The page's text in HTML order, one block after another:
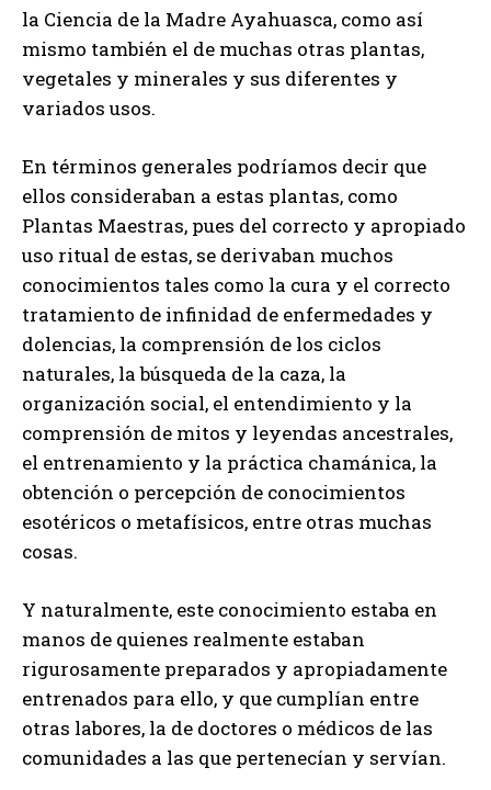
la Ciencia de la Madre Ayahuasca, como así
mismo también el de muchas otras plantas,
vegetales y minerales y sus diferentes y
variados usos.
En términos generales podríamos decir que
ellos consideraban a estas plantas, como
Plantas Maestras, pues del correcto y apropiado
uso ritual de estas, se derivaban muchos
conocimientos tales como la cura y el correcto
tratamiento de infinidad de enfermedades y
dolencias, la comprensión de los ciclos
naturales, la búsqueda de la caza, la
organización social, el entendimiento y la
comprensión de mitos y leyendas ancestrales,
el entrenamiento y la práctica chamánica, la
obtención o percepción de conocimientos
esotéricos o metafísicos, entre otras muchas
cosas.
Y naturalmente, este conocimiento estaba en
manos de quienes realmente estaban
rigurosamente preparados y apropiadamente
entrenados para ello, y que cumplían entre
otras labores, la de doctores o médicos de las
comunidades a las que pertenecían y servían.